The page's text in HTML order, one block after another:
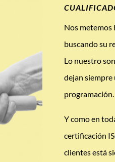
Nos metemos
buscando su
Lo nuestro
dejan siempre
programación.
Y como en
certificación
clientes está